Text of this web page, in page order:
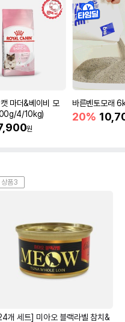
마더&베이비 모
4/10kg)
원
바른벤토모래
20%
상품3
개 세트] 미아오 블랙라벨 참치&